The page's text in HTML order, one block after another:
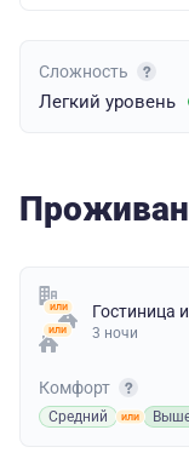
Сложность
Легкий уровень
Гостиница
3 ночи
Комфорт
Средний